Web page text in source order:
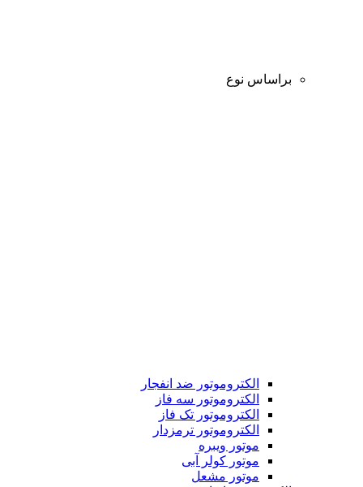
براساس نوع
الکتروموتور ضد انفجار
الکتروموتور سه فاز
الکتروموتور تک فاز
الکتروموتور ترمزدار
موتور ویبره
موتور کولر آبی
موتور مشعل